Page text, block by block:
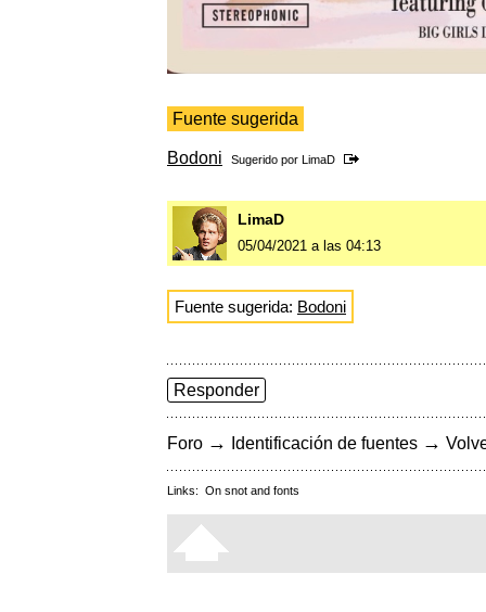
Fuente sugerida
Bodoni Sugerido por LimaD
LimaD
05/04/2021 a las 04:13
Fuente sugerida: Bodoni
Responder
Foro → Identificación de fuentes →
Links: On snot and fonts